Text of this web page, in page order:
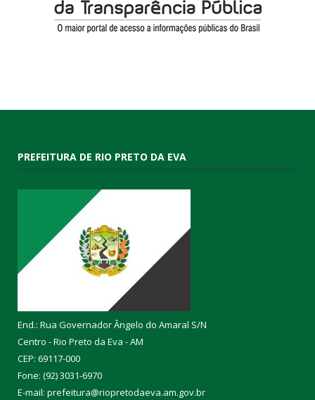
PREFEITURA DE RIO PRETO DA EVA
End.: Rua Governador Ângelo do Amaral S/N
Centro - Rio Preto da Eva - AM
CEP: 69117-000
Fone: (92) 3031-6970
E-mail: prefeitura@riopretodaeva.am.gov.br